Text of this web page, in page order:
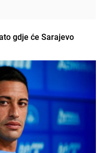
gdje će Sarajevo